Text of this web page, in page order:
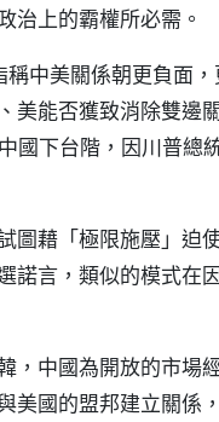
治上的霸權所必需。
中美關係朝更負面
能否獲致消除雙邊
國下台階，因川普總
圖藉「極限施壓」迫
諾言，類似的模式在
，中國為開放的市場
美國的盟邦建立關係